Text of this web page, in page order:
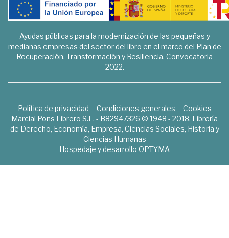
Ayudas públicas para la modernización de las pequeñas y
medianas empresas del sector del libro en el marco del Plan de
Recuperación, Transformación y Resiliencia. Convocatoria
2022.
Política de privacidad Condiciones generales
Cookies
Marcial Pons Librero S.L. - B82947326 © 1948 - 2018. Librería
de Derecho, Economía, Empresa, Ciencias Sociales, Historia y
Ciencias Humanas
Hospedaje y desarrollo OPTYMA